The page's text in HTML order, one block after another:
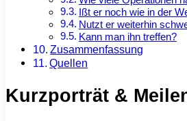
Ißt er noch wie in der
Nutzt er weiterhin
Kann man ihn treffen?
Zusammenfassung
Quellen
Kurzporträt &